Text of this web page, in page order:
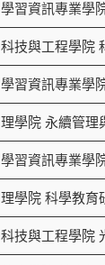
學習資訊專業學
科技與工程學院
學習資訊專業學
理學院 永續管理
學習資訊專業學
理學院 科學教育
科技與工程學院